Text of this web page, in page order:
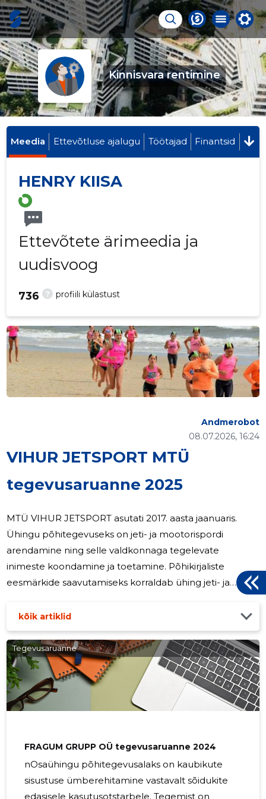
Kinnisvara rentimine
Meedia Ettevõtluse ajalugu Töötajad Finantsid
HENRY KIISA
Ettevõtete ärimeedia ja
uudisvoog
? profiili külastust
736
VIHUR JETSPORT MTÜ
tegevusaruanne 2025
08.07.2026, 16:24
Andmerobot
MTÜ VIHUR JETSPORT asutati 2017. aasta jaanuaris.
Ühingu põhitegevuseks on jeti- ja mootorispordi
arendamine ning selle valdkonnaga tegelevate
inimeste koondamine ja toetamine. Põhikirjaliste
eesmärkide saavutamiseks korraldab ühing jeti- ja
treeninglaagreid ning teeb koostööd Eesti Veemoto
Liiduga, osaledes aktiivselt selle tegevuses. Ühingu
tegevus on suunatud jeti- ja mootorispordi
edendamisele ning sportimisvõimaluste loomisele nii
harrastajatele kui ka võistlejatele.
kõik artiklid
Tegevusaruanne
FRAGUM GRUPP OÜ tegevusaruanne 2024
nOsaühingu põhitegevusalaks on kaubikute
sisustuse ümberehitamine vastavalt sõidukite
edasisele kasutusotstarbele. Tegemist on